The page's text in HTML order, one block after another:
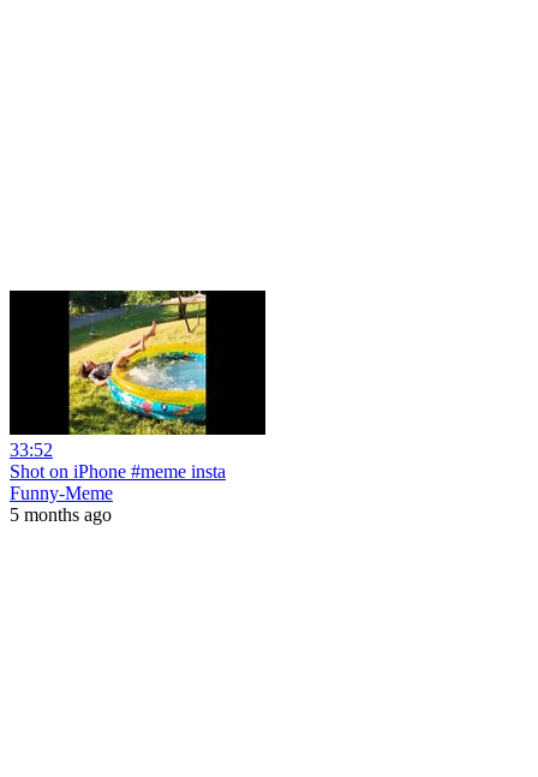
33:52
Shot on iPhone #meme insta
Funny-Meme
5 months ago